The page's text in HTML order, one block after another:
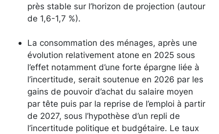
près stable sur l’horizon de projection (autour
de 1,6-1,7 %).
La consommation des ménages, après une
évolution relativement atone en 2025 sous
l’effet notamment d’une forte épargne liée à
l’incertitude, serait soutenue en 2026 par les
gains de pouvoir d’achat du salaire moyen
par tête puis par la reprise de l’emploi à partir
de 2027, sous l’hypothèse d’un repli de
l’incertitude politique et budgétaire. Le taux